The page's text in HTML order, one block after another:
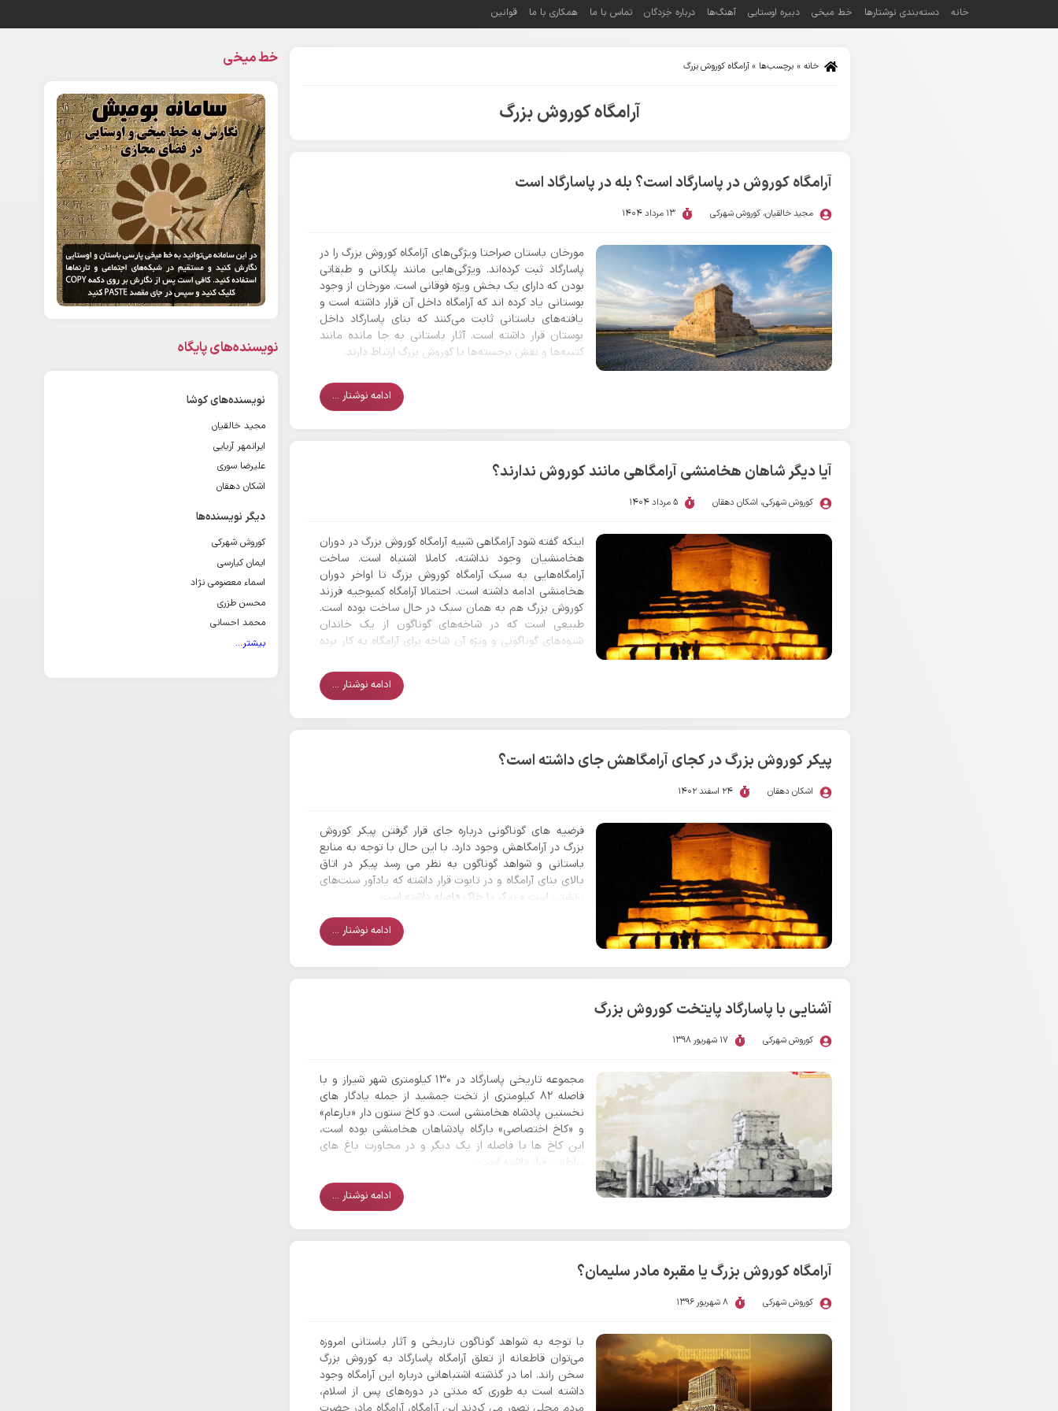
خانه » برچسب‌ها » آرامگاه کوروش بزرگ
آرامگاه کوروش بزرگ
آرامگاه کوروش در پاسارگاد است؟ بله در پاسارگاد است
مجید خالقیان، کوروش شهرکی 13 مرداد 1404
مورخان باستان صراحتا ویژگی‌های آرامگاه کوروش بزرگ را در
پاسارگاد ثبت کرده‌اند. ویژگی‌هایی مانند پلکانی و طبقاتی
بودن که دارای یک بخش ویژه فوقانی است. مورخان از وجود
بوستانی یاد کرده اند که آرامگاه داخل آن قرار داشته است و
یافته‌های باستانی ثابت می‌کنند که بنای پاسارگاد داخل
بوستان قرار داشته است. آثار باستانی به جا مانده مانند
کتیبه‌ها و نقش برجسته‌ها با کوروش بزرگ ارتباط دارند.
ادامه نوشتار ...
آیا دیگر شاهان هخامنشی آرامگاهی مانند کوروش ندارند؟
کوروش شهرکی، اشکان دهقان 5 مرداد 1404
اینکه گفته شود آرامگاهی شبیه آرامگاه کوروش بزرگ در دوران
هخامنشیان وجود نداشته، کاملا اشتباه است. ساخت
آرامگاه‌هایی به سبک آرامگاه کوروش بزرگ تا اواخر دوران
هخامنشی ادامه داشته است. احتمالا آرامگاه کمبوجیه فرزند
کوروش بزرگ هم به همان سبک در حال ساخت بوده است.
طبیعی است که در شاخه‌های گوناگون از یک خاندان
شیوه‌های گوناگونی و ویژه آن شاخه برای آرامگاه به کار برده
ادامه نوشتار ...
پیکر کوروش بزرگ در کجای آرامگاهش جای داشته است؟
اشکان دهقان 24 اسفند 1402
فرضیه های گوناگونی درباره جای قرار گرفتن پیکر کوروش
بزرگ در آرامگاهش وجود دارد. با این حال با توجه به منابع
باستانی و شواهد گوناگون به نظر می رسد پیکر در اتاق
بالای بنای آرامگاه و در تابوت قرار داشته که یادآور سنت‌های
زرتشتی است و پیکر با خاک فاصله داشته است.
ادامه نوشتار ...
آشنایی با پاسارگاد پایتخت کوروش بزرگ
کوروش شهرکی 17 شهریور 1398
مجموعه تاریخی پاسارگاد در 130 کیلومتری شهر شیراز و با
فاصله 82 کیلومتری از تخت جمشید از جمله یادگار های
نخستین پادشاه هخامنشی است. دو کاخ ستون دار «بارعام»
و «کاخ اختصاصی» بار­گاه پادشاهان هخامنشی بوده است،
این کاخ ها با فاصله از یک دیگر و در مجاورت باغ های
سلطنتی قرار داشته است.
ادامه نوشتار ...
آرامگاه کوروش بزرگ یا مقبره مادر سلیمان؟
کوروش شهرکی 8 شهریور 1396
با توجه به شواهد گوناگون تاریخی و آثار باستانی امروزه
می‌توان قاطعانه از تعلق آرامگاه پاسارگاد به کوروش بزرگ
سخن راند. اما در گذشته اشتباهاتی درباره این آرامگاه وجود
داشته است به طوری که مدتی در دوره‌های پس از اسلام،
خط میخی
نویسنده‌های پایگاه
نویسنده‌های کوشا
مجید خالقیان
ایرانمهر آریایی
علیرضا سوری
اشکان دهقان
دیگر نویسنده‌ها
کوروش شهرکی
ایمان کیارسی
اسماء معصومی نژاد
محسن طزری
محمد احسانی
بیشتر...
خانه دسته‌بندی نوشتارها خط میخی دبیره اوستایی آهنگ‌ها درباره خِرَدگان تماس با ما همکاری با ما قوانین